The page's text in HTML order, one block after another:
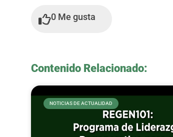
0 Me gusta
Contenido Relacionado:
NOTICIAS DE ACTUALIDAD